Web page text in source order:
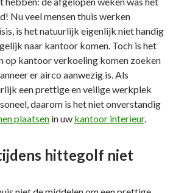
Nu veel mensen thuis werken
is het natuurlijk eigenlijk niet handig
naar kantoor komen. Toch is het
op kantoor verkoeling komen zoeken
er airco aanwezig is. Als
een prettige en veilige werkplek
daarom is het niet onverstandig
plaatsen in uw kantoor interieur.
hittegolf niet